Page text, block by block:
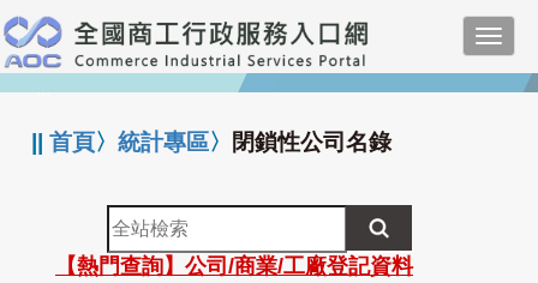
跳
到
主
要
:::
||首頁〉統計專區〉 閉鎖性公司名錄
全
站
檢
【熱門查詢】公司/商業/工廠登記資料